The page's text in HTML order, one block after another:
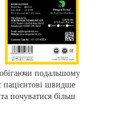
подальшому
пацієнтові швидше
почуватися більш